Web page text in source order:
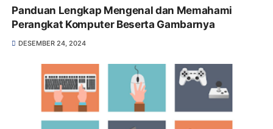
Panduan Lengkap Mengenal dan Memahami
Perangkat Komputer Beserta Gambarnya
DESEMBER 24, 2024